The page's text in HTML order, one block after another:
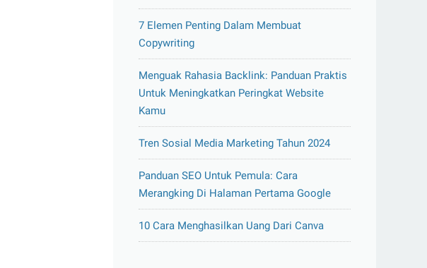
7 Elemen Penting Dalam Membuat
Copywriting
Menguak Rahasia Backlink: Panduan Praktis
Untuk Meningkatkan Peringkat Website
Kamu
Tren Sosial Media Marketing Tahun 2024
Panduan SEO Untuk Pemula: Cara
Merangking Di Halaman Pertama Google
10 Cara Menghasilkan Uang Dari Canva